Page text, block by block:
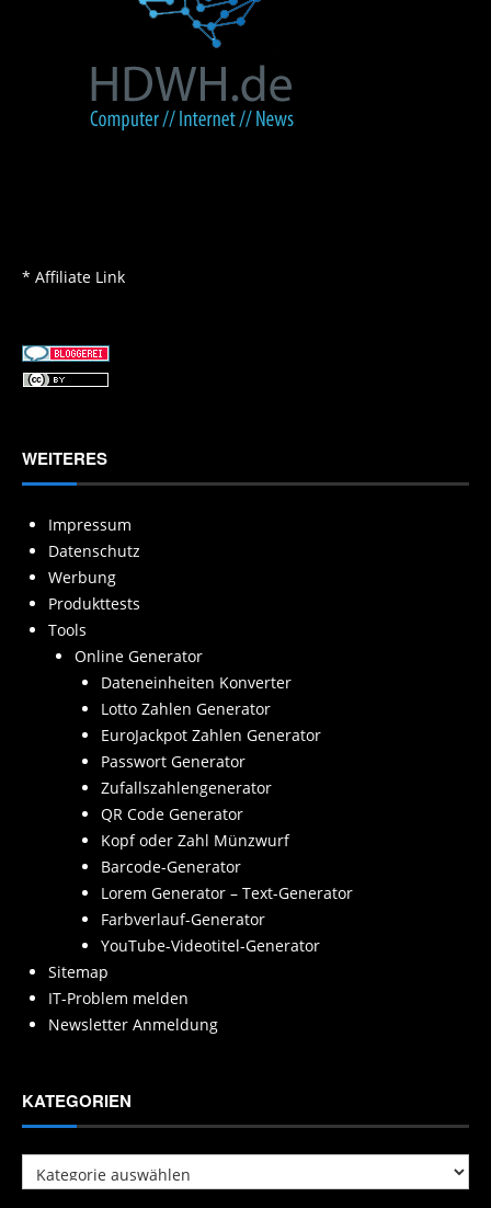
* Affiliate Link
WEITERES
Impressum
Datenschutz
Werbung
Produkttests
Tools
Online Generator
Dateneinheiten Konverter
Lotto Zahlen Generator
EuroJackpot Zahlen Generator
Passwort Generator
Zufallszahlengenerator
QR Code Generator
Kopf oder Zahl Münzwurf
Barcode-Generator
Lorem Generator – Text-Generator
Farbverlauf-Generator
YouTube-Videotitel-Generator
Sitemap
IT-Problem melden
Newsletter Anmeldung
KATEGORIEN
Kategorien